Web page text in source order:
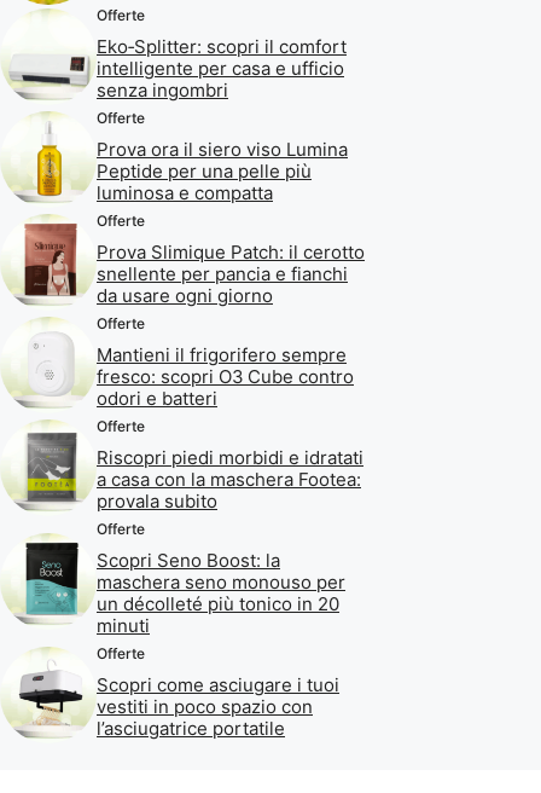
Offerte
Eko‑Splitter: scopri il comfort
intelligente per casa e ufficio
senza ingombri
Offerte
Prova ora il siero viso Lumina
Peptide per una pelle più
luminosa e compatta
Offerte
Prova Slimique Patch: il cerotto
snellente per pancia e fianchi
da usare ogni giorno
Offerte
Mantieni il frigorifero sempre
fresco: scopri O3 Cube contro
odori e batteri
Offerte
Riscopri piedi morbidi e idratati
a casa con la maschera Footea:
provala subito
Offerte
Scopri Seno Boost: la
maschera seno monouso per
un décolleté più tonico in 20
minuti
Offerte
Scopri come asciugare i tuoi
vestiti in poco spazio con
l’asciugatrice portatile